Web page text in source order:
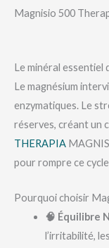
Magnisio 500
Le minéral essentiel
Le magnésium
enzymatiques. Le
réserves, créant un
THERAPIA
pour rompre ce
Pourquoi choisir
🧠 Équilibre
l’irritabilité,